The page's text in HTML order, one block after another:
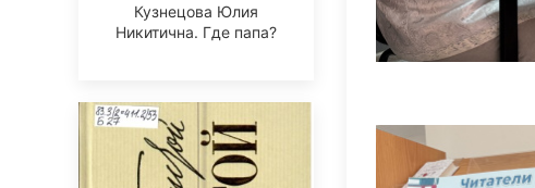
Кузнецова Юлия
Никитична. Где папа?